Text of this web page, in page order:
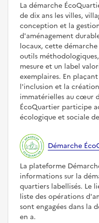
La démarche
de dix ans les villes,
conception et la
d'aménagement
locaux, cette
outils
mesure et un label
exemplaires. En
l'inclusion et la
immatérielles au cœur
ÉcoQuartier participe
écologique et sociale
Démarche
La plateforme
informations sur la
quartiers labellisés. Le
liste des opérations
sont engagées dans la
en a.